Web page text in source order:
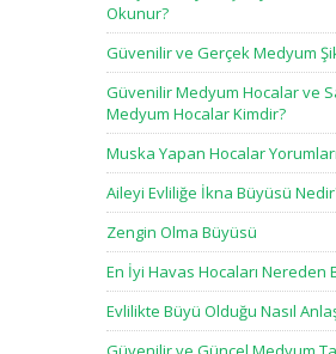
Okunur?
Güvenilir ve Gerçek Medyum
Güvenilir Medyum Hocalar ve
Medyum Hocalar Kimdir?
Muska Yapan Hocalar
Aileyi Evliliğe İkna Büyüsü
Zengin Olma Büyüsü
En İyi Havas Hocaları Nereden
Evlilikte Büyü Olduğu Nasıl